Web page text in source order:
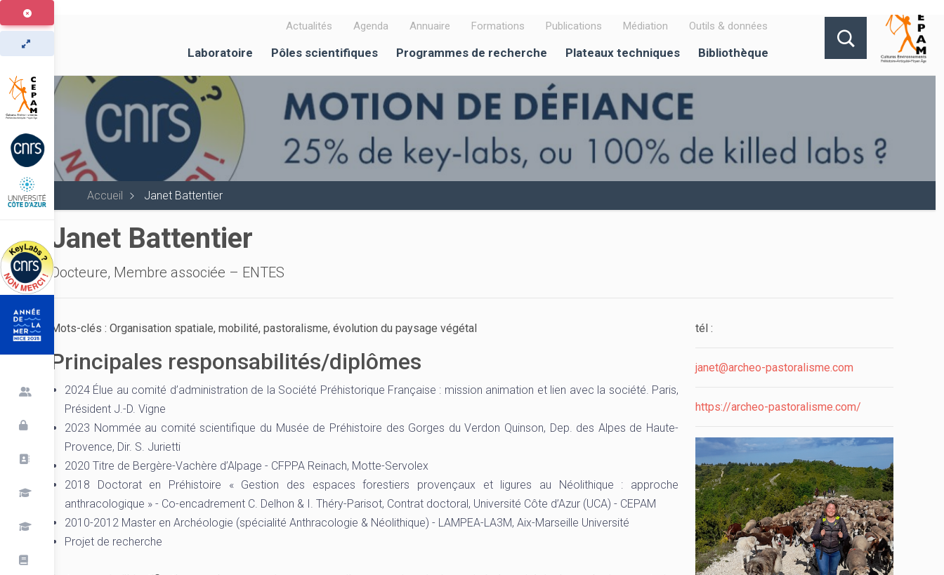
Aller
au
contenu
principal
Actualités Agenda Annuaire Formations Publications Médiation Outils & données
Laboratoire Pôles scientifiques Programmes de recherche Plateaux techniques Bibliothèque
Accueil Janet Battentier
Janet Battentier
Docteure, Membre associée – ENTES
Mots-clés : Organisation spatiale, mobilité, pastoralisme, évolution du paysage végétal
Principales responsabilités/diplômes
2024 Élue au comité d’administration de la Société Préhistorique Française : mission animation et lien avec la société. Paris,
Président J.-D. Vigne
2023 Nommée au comité scientifique du Musée de Préhistoire des Gorges du Verdon Quinson, Dep. des Alpes de Haute-
Provence, Dir. S. Jurietti
2020 Titre de Bergère-Vachère d’Alpage - CFPPA Reinach, Motte-Servolex
2018 Doctorat en Préhistoire « Gestion des espaces forestiers provençaux et ligures au Néolithique : approche
anthracologique » - Co-encadrement C. Delhon & I. Théry-Parisot, Contrat doctoral, Université Côte d’Azur (UCA) - CEPAM
2010-2012 Master en Archéologie (spécialité Anthracologie & Néolithique) - LAMPEA-LA3M, Aix-Marseille Université
Projet de recherche
tél :
janet@archeo-pastoralisme.com
https://archeo-pastoralisme.com/